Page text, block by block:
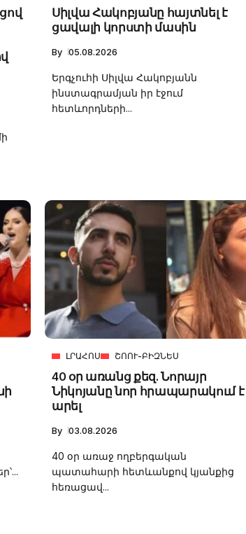
Սիլվա Հակոբյանը հայտնել է
ցավալի կորստի մասին
By 05.08.2026
Երգչուհի Սիլվա Հակոբյանն
ինստագրամյան իր էջում
հետևորդների...
ԼՐԱՀՈՍ ՇՈՈՒ-ԲԻԶՆԵՍ
40 օր առանց քեզ. Նորայր
Նիկոյանը նոր հրապարակում է
արել
By 03.08.2026
40 օր առաջ ողբերգական
պատահարի հետևանքով կյանքից
հեռացավ...